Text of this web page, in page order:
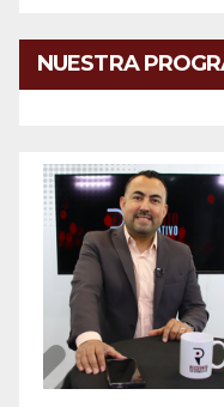
NUESTRA